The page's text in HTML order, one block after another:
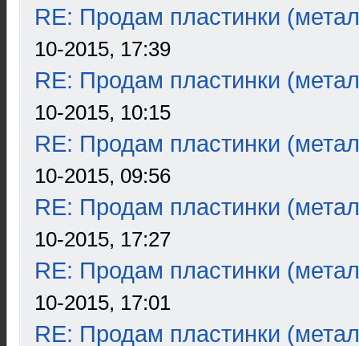
RE: Продам пластинки
10-2015, 17:39
RE: Продам пластинки
10-2015, 10:15
RE: Продам пластинки
10-2015, 09:56
RE: Продам пластинки
10-2015, 17:27
RE: Продам пластинки
10-2015, 17:01
RE: Продам пластинки